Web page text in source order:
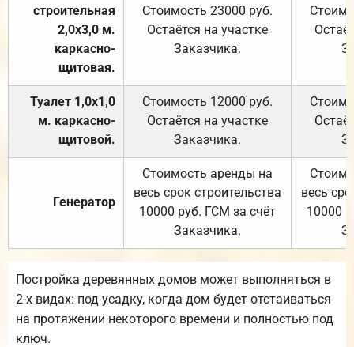
строительная
2,0х3,0 м.
каркасно-
щитовая.
Стоимость 23000 руб.
Остаётся на участке
Заказчика.
Туалет 1,0х1,0
м. каркасно-
щитовой.
Стоимость 12000 руб.
Остаётся на участке
Заказчика.
Генератор
Стоимость аренды на
весь срок строительства
10000 руб. ГСМ за счёт
Заказчика.
весь
10000
Постройка деревянных домов может выполняться в
2-х видах: под усадку, когда дом будет отстаиваться
на протяжении некоторого времени и полностью под
ключ.